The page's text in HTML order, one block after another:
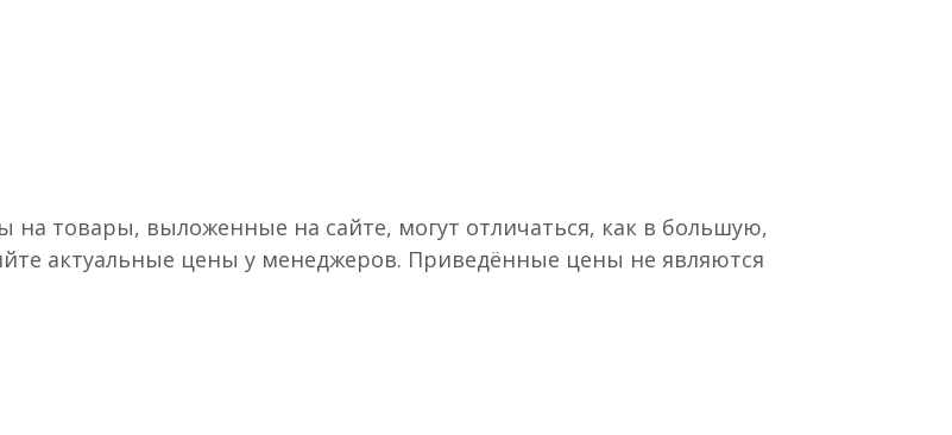
на товары, выложенные на сайте, могут отличаться, как в большую,
актуальные цены у менеджеров. Приведённые цены не являются